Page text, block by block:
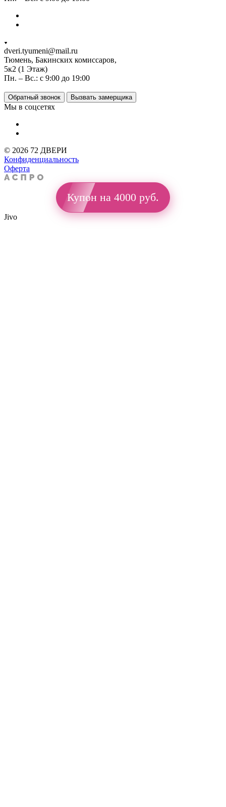
dveri.tyumeni@mail.ru
Тюмень, Бакинских комиссаров,
5к2 (1 Этаж)
Пн. – Вс.: с 9:00 до 19:00
Обратный звонок Вызвать замерщика
Мы в соцсетях
© 2026 72 ДВЕРИ
Конфиденциальность
Оферта
Купон на 4000 руб.
Jivo